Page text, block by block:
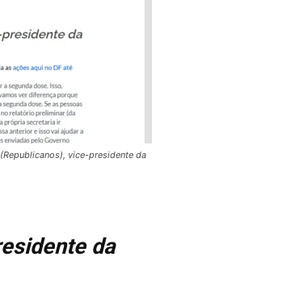
vice-presidente da
da